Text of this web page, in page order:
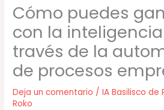
Cómo puedes
con la
través de la
de procesos
Deja un comentario /IA Basilisco de
Roko